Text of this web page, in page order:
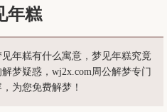
年糕
年糕有什么寓意，梦见年糕究竟
梦疑惑，wj2x.com周公解梦专门
为您免费解梦！